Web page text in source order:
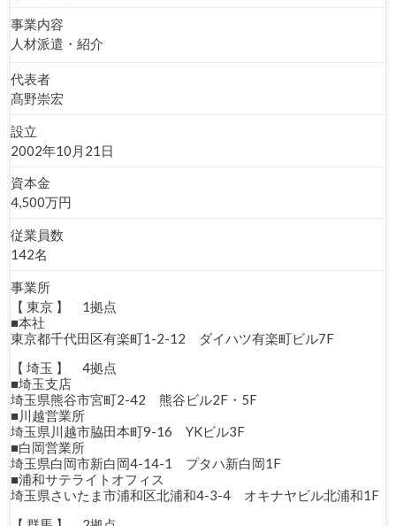
事業内容
人材派遣・紹介
代表者
髙野崇宏
設立
2002年10月21日
資本⾦
4,500万円
従業員数
142名
事業所
【 東京 】 1拠点
■本社
東京都千代田区有楽町1-2-12 ダイハツ有楽町ビル7F
【 埼玉 】 4拠点
■埼玉支店
埼玉県熊谷市宮町2-42 熊谷ビル2F・5F
■川越営業所
埼玉県川越市脇田本町9-16 YKビル3F
■白岡営業所
埼玉県白岡市新白岡4-14-1 プタハ新白岡1F
■浦和サテライトオフィス
埼玉県さいたま市浦和区北浦和4-3-4 オキナヤビル北浦和1F